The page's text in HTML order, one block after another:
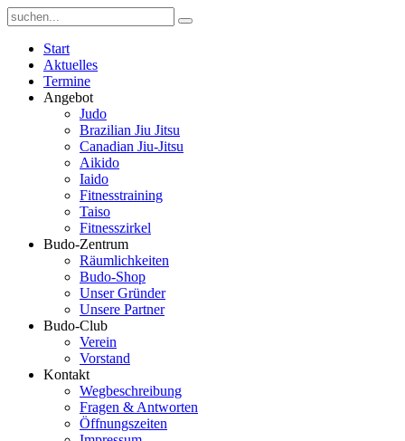
Start
Aktuelles
Termine
Angebot
Judo
Brazilian Jiu Jitsu
Canadian Jiu-Jitsu
Aikido
Iaido
Fitnesstraining
Taiso
Fitnesszirkel
Budo-Zentrum
Räumlichkeiten
Budo-Shop
Unser Gründer
Unsere Partner
Budo-Club
Verein
Vorstand
Kontakt
Wegbeschreibung
Fragen & Antworten
Öffnungszeiten